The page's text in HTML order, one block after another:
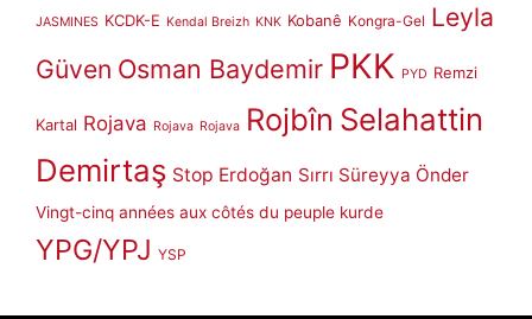
JASMINES KCDK-E Kendal Breizh KNK Kobanê Kongra-Gel Leyla
Güven Osman Baydemir PKK PYD Remzi
Kartal Rojava Rojava Rojava Rojbîn Selahattin
Demirtaş Stop Erdoğan Sırrı Süreyya Önder
Vingt-cinq années aux côtés du peuple kurde
YPG/YPJ YSP